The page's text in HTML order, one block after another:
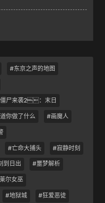
#东京之声的地图
尸来袭2：末日
你做了什么 #画魔人
#亡命大捕头 #寂静时刻
到日出 #噩梦解析
尔女巫
#地狱城 #狂爱恶徒